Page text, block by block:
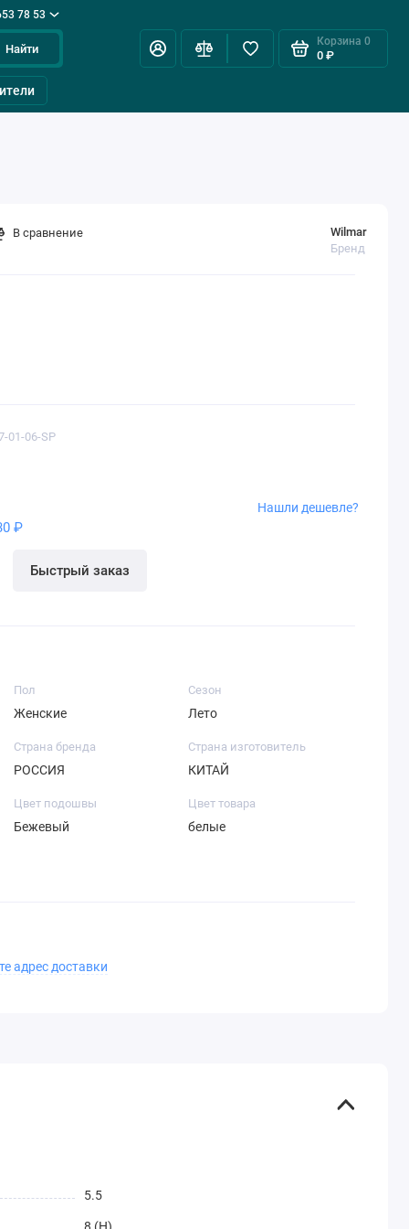
78 53
Найти
Корзина 0
0 ₽
01-06-SP
Wilmar
Бренд
₽
Быстрый заказ
Нашли дешевле?
В сравнение
Пол
Женские
Сезон
Лето
Страна бренда
РОССИЯ
Страна изготовитель
КИТАЙ
Цвет подошвы
Бежевый
Цвет товара
белые
адрес доставки
5.5